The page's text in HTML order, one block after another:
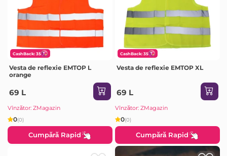
CashBack: 35
Vesta de reflexie EMTOP L
orange
69 L
Vînzător: ZMagazin
0(0)
Cumpără Rapid
CashBack: 35
Vesta de reflexie EMTOP XL
69 L
Vînzător: ZMagazin
0(0)
Cumpără Rapid